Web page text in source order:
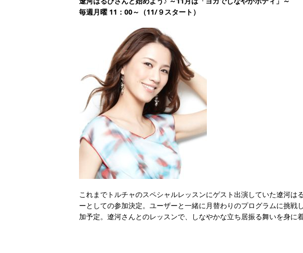
毎週月曜 11：00～（11/９スタート）
これまでトルチャのスペシャルレッスンにゲスト出演していた遼河は
ーとしての参加決定。ユーザーと一緒に月替わりのプログラムに挑戦
加予定。遼河さんとのレッスンで、しなやかな立ち居振る舞いを身に